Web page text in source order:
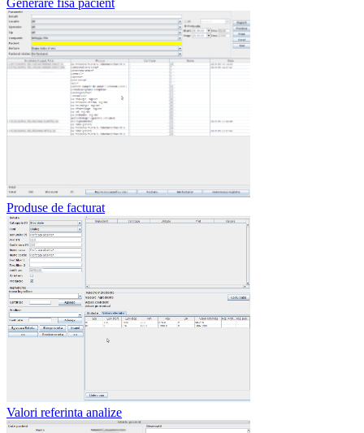
Generare fisa pacient
Produse de facturat
Valori referinta analize